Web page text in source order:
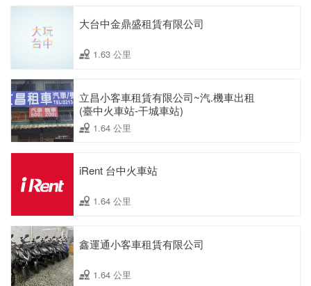
大台中金鼎盛租賃有限公司
1.63 公里
立昌小客車租賃有限公司~汽.機車出租
(臺中火車站-干城車站)
1.64 公里
iRent 台中火車站
1.64 公里
鑫運通小客車租賃有限公司
1.64 公里